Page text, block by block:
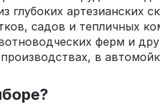
артезианских
садов и тепличных
ферм и
в